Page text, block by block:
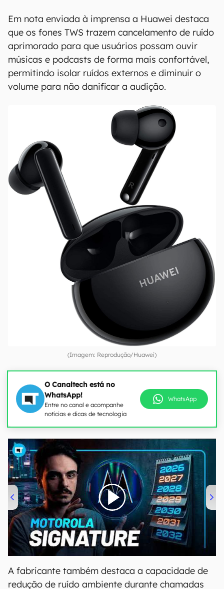
Em nota enviada à imprensa a Huawei destaca
que os fones TWS trazem cancelamento de ruído
aprimorado para que usuários possam ouvir
músicas e podcasts de forma mais confortável,
permitindo isolar ruídos externos e diminuir o
volume para não danificar a audição.
(Imagem: Reprodução/Huawei)
O Canaltech está no
WhatsApp!
Entre no canal e acompanhe
notícias e dicas de tecnologia
WhatsApp
00:00/20:46
A fabricante também destaca a capacidade de
redução de ruído ambiente durante chamadas